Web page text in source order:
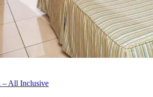
– All Inclusive